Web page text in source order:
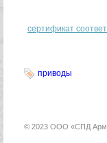
сертификат
приводы
© 2023 ООО «СПД